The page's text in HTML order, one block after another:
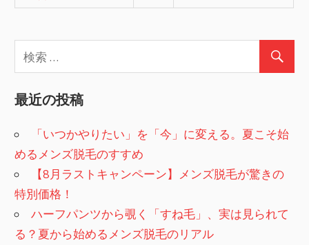
最近の投稿
「いつかやりたい」を「今」に変える。夏こそ始
めるメンズ脱毛のすすめ
【8月ラストキャンペーン】メンズ脱毛が驚きの
特別価格！
ハーフパンツから覗く「すね毛」、実は見られて
る？夏から始めるメンズ脱毛のリアル